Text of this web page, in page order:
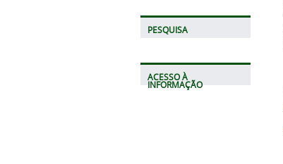
PESQUISA
ACESSO À
INFORMAÇÃO